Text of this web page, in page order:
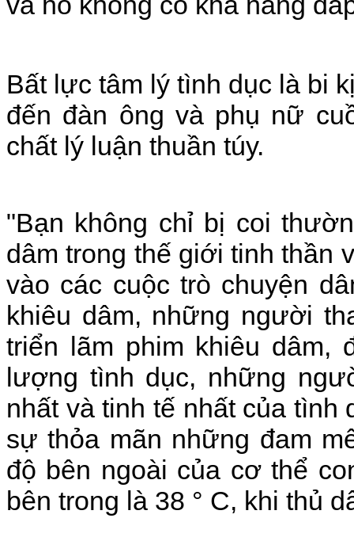
Bất lực tâm lý tình dục là bi
đến đàn ông và phụ nữ
chất lý luận thuần túy.
"Bạn không chỉ bị coi
dâm trong thế giới tinh thần
vào các cuộc trò chuyện
khiêu dâm, những người
triển lãm phim khiêu dâm,
lượng tình dục, những
nhất và tinh tế nhất của tình
sự thỏa mãn những đam
độ bên ngoài của cơ thể
bên trong là 38 ° C, khi thủ